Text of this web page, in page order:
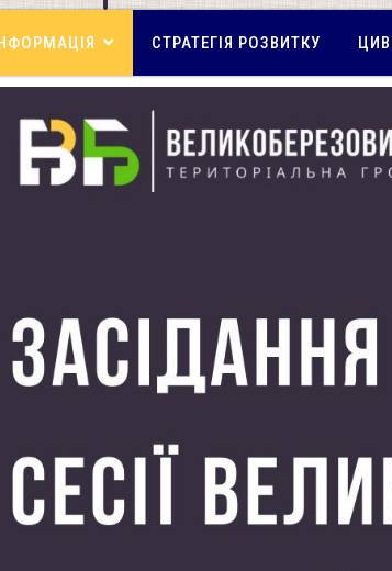
СТРАТЕГІЯ РОЗВИТКУ